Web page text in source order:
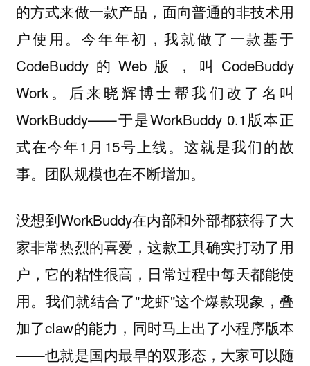
的方式来做一款产品，面向普通的非技术用
户使用。今年年初，我就做了一款基于
CodeBuddy的Web版，叫CodeBuddy
Work。后来晓辉博士帮我们改了名叫
WorkBuddy——于是WorkBuddy 0.1版本正
式在今年1月15号上线。这就是我们的故
事。团队规模也在不断增加。
没想到WorkBuddy在内部和外部都获得了大
家非常热烈的喜爱，这款工具确实打动了用
户，它的粘性很高，日常过程中每天都能使
用。我们就结合了"龙虾"这个爆款现象，叠
加了claw的能力，同时马上出了小程序版本
——也就是国内最早的双形态，大家可以随